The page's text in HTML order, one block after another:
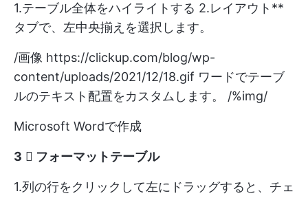
1.テーブル全体をハイライトする 2.レイアウト**
タブで、左中央揃えを選択します。
/画像 https://clickup.com/blog/wp-
content/uploads/2021/12/18.gif ワードでテーブ
ルのテキスト配置をカスタムします。 /%img/
Microsoft Wordで作成
3️ ⃣ フォーマットテーブル
1.列の行をクリックして左にドラッグすると、チェ